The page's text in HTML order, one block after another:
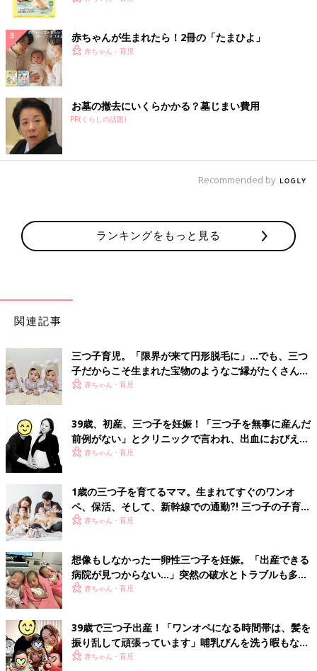
赤ちゃんが生まれたら！2冊の「たまひよ」
赤ちゃん・育児
お墓の撤去にいくらかかる？墓じまい費用
PR(くらしの話題)
Recommended by
ランキングをもっと見る
関連記事
三つ子育児。「限界が来て円形脱毛に」…でも、三つ
子だからこそ生まれた宝物のようなご縁がたくさん！
【体験談】
赤ちゃん・育児
39歳、初産、三つ子を妊娠！「三つ子を無事に産んだ
前例がない」とクリニックで言われ、出血におびえる
日々…【桑子英里アナ・インタビュー】
赤ちゃん・育児
1歳の三つ子を育てるママ。生まれてすぐのワンオ
ペ、保活、そして、新幹線での通勤⁈ 三つ子の子育て
のリアル【多胎育児体験談】
赤ちゃん・育児
想像もしなかった一卵性三つ子を妊娠。「出産できる
病院が見つからない…」突然の破水とトラブルも多数
経験！【体験談】
赤ちゃん・育児
39歳で三つ子出産！「ワンオペになる時間帯は、髪を
振り乱して頑張っています」哺乳びんを洗う暇もない
怒涛の育児とは！？【桑子英里アナ・インタビュー】
赤ちゃん・育児